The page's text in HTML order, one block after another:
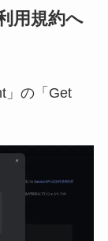
用規約へ
」の「Get